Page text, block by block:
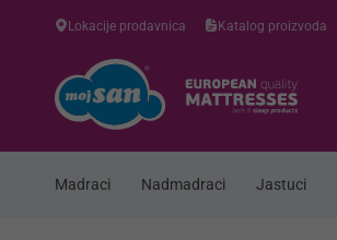
Lokacije prodavnica Katalog proizvoda
Madraci Nadmadraci Jastuci